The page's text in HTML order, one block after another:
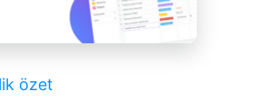
özet